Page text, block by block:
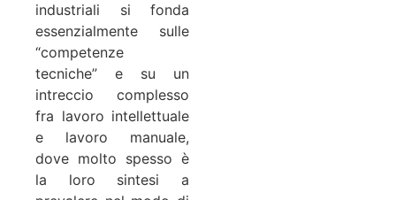
industriali si fonda
essenzialmente sulle
“competenze
tecniche” e su un
intreccio complesso
fra lavoro intellettuale
e lavoro manuale,
dove molto spesso è
la loro sintesi a